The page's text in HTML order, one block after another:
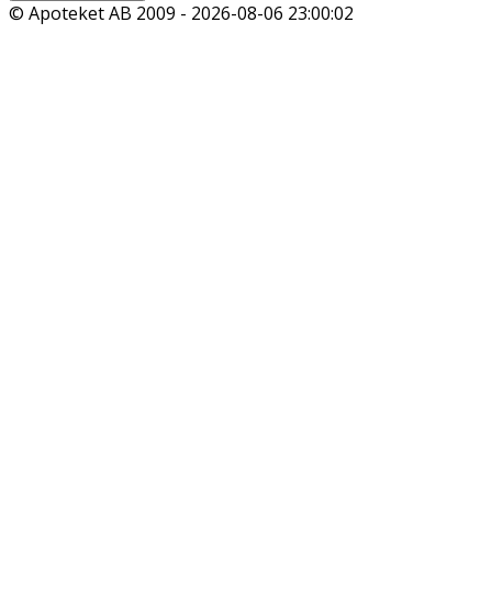
© Apoteket AB 2009 - 2026-08-06 23:00:02